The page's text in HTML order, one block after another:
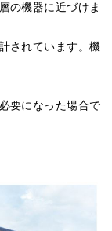
の機器に近づけま
されています。機
要になった場合で